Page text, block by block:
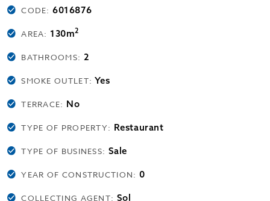
CODE:6016876
AREA: 130m2
BATHROOMS: 2
SMOKE OUTLET:Yes
TERRACE: No
TYPE OF PROPERTY: Restaurant
TYPE OF BUSINESS: Sale
YEAR OF CONSTRUCTION: 0
COLLECTING AGENT: Sol